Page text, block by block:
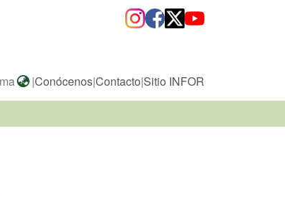
|Conócenos|Contacto|Sitio INFOR